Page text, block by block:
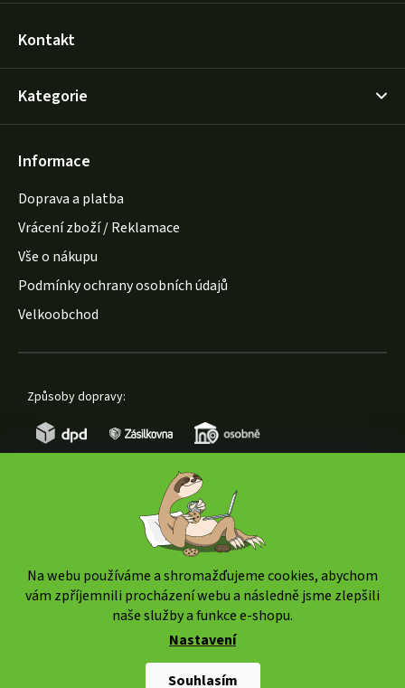
Na webu používáme a shromažďujeme cookies, abychom
vám zpříjemnili procházení webu a následně jsme zlepšili
naše služby a funkce e-shopu.
Nastavení
Souhlasím
Kontakt
Kategorie
Informace
Doprava a platba
Vrácení zboží / Reklamace
Vše o nákupu
Podmínky ochrany osobních údajů
Velkoobchod
Způsoby dopravy:
www.weedshop.cz
vyhrazena.
Upravit nastavení cookies